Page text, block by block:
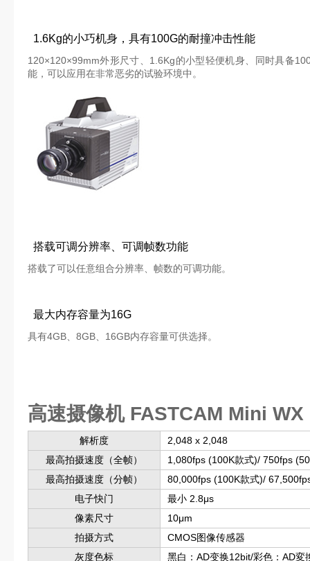
1.6Kg的小巧机身，具有100G的耐撞冲击性能
120×120×99mm外形尺寸、1.6Kg的小型轻便机身、同时具备
能，可以应用在非常恶劣的试验环境中。
搭载可调分辨率、可调帧数功能
搭载了可以任意组合分辨率、帧数的可调功能。
最大内存容量为16G
具有4GB、8GB、16GB内存容量可供选择。
高速摄像机 FASTCAM Mini WX
解析度
2,048 x 2,048
最高拍摄速度（全帧）
1,080fps (100K款式)/ 750fps
最高拍摄速度（分帧）
80,000fps (100K款式)/
电子快门
最小 2.8μs
像素尺寸
10μm
拍摄方式
CMOS图像传感器
灰度色标
黑白：AD变换12bit/彩色：AD変